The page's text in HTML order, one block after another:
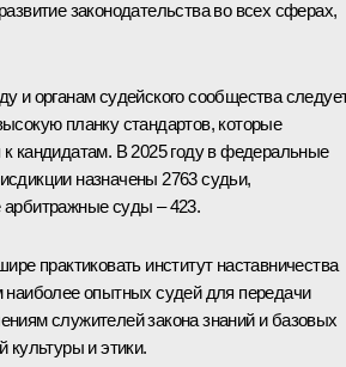
законодательства во всех сферах,
и органам судейского сообщества
планку стандартов, которые
кандидатам. В 2025 году в федеральные
назначены 2763 судьи,
суды – 423.
практиковать институт наставничества
наиболее опытных судей для передачи
служителей закона знаний и базовых
культуры и этики.